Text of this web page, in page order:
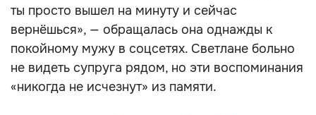
ты просто вышел на минуту и сейчас
вернёшься», — обращалась она однажды к
покойному мужу в соцсетях. Светлане больно
не видеть супруга рядом, но эти воспоминания
«никогда не исчезнут» из памяти.